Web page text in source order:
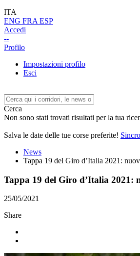
ITA
ENG FRA ESP
Accedi
--
Profilo
Impostazioni profilo
Esci
Cerca
Non sono stati trovati risultati per la tua
Salva le date delle tue corse preferite!
News
Tappa 19 del Giro d’Italia 2021:
Tappa 19 del Giro d’Italia 2021:
25/05/2021
Share